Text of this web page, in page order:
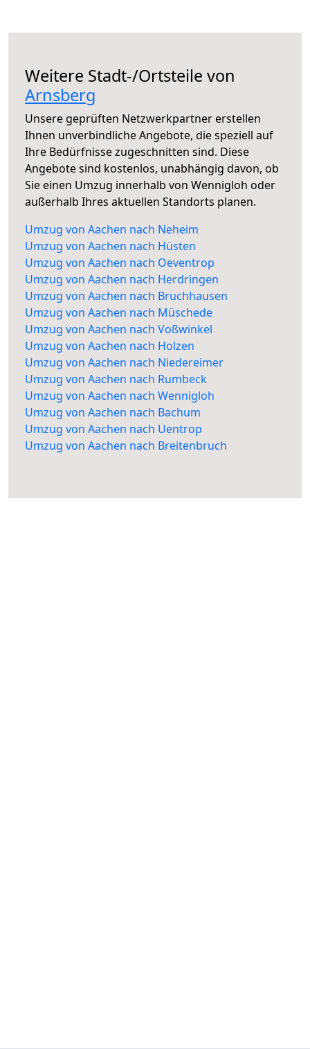
Weitere Stadt-/Ortsteile von
Arnsberg
Unsere geprüften Netzwerkpartner erstellen
Ihnen unverbindliche Angebote, die speziell auf
Ihre Bedürfnisse zugeschnitten sind. Diese
Angebote sind kostenlos, unabhängig davon, ob
Sie einen Umzug innerhalb von Wennigloh oder
außerhalb Ihres aktuellen Standorts planen.
Umzug von Aachen nach Neheim
Umzug von Aachen nach Hüsten
Umzug von Aachen nach Oeventrop
Umzug von Aachen nach Herdringen
Umzug von Aachen nach Bruchhausen
Umzug von Aachen nach Müschede
Umzug von Aachen nach Voßwinkel
Umzug von Aachen nach Holzen
Umzug von Aachen nach Niedereimer
Umzug von Aachen nach Rumbeck
Umzug von Aachen nach Wennigloh
Umzug von Aachen nach Bachum
Umzug von Aachen nach Uentrop
Umzug von Aachen nach Breitenbruch